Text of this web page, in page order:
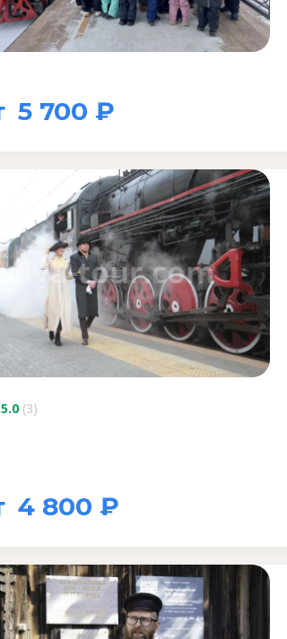
5 700 ₽
5.0 (3)
4 800 ₽